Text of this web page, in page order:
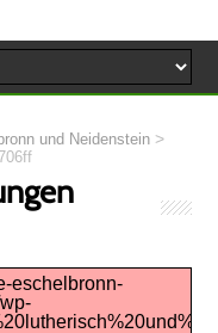
und Neidenstein >
eschelbronn-